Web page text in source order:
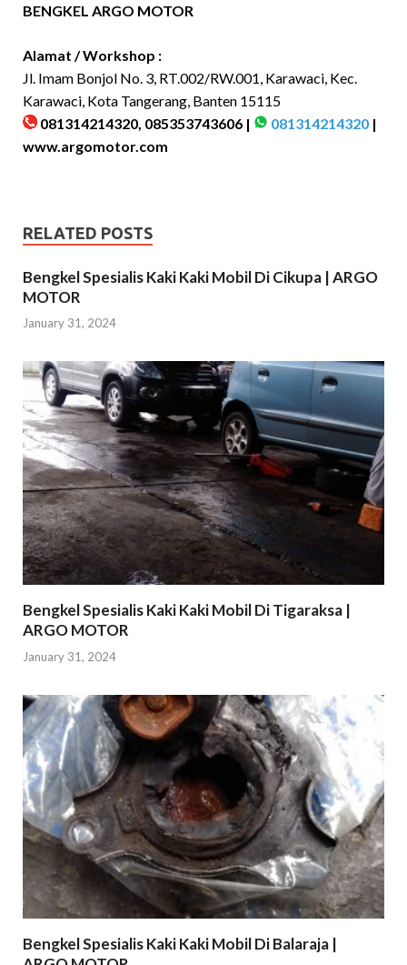
BENGKEL ARGO MOTOR
Alamat / Workshop :
Jl. Imam Bonjol No. 3, RT.002/RW.001, Karawaci, Kec.
Karawaci, Kota Tangerang, Banten 15115
081314214320, 085353743606 |
081314214320 |
www.argomotor.com
RELATED POSTS
Bengkel Spesialis Kaki Kaki Mobil Di Cikupa | ARGO
MOTOR
January 31, 2024
Bengkel Spesialis Kaki Kaki Mobil Di Tigaraksa |
ARGO MOTOR
January 31, 2024
Bengkel Spesialis Kaki Kaki Mobil Di Balaraja |